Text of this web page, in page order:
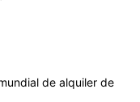
de alquiler de